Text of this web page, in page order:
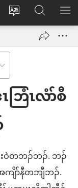
ဆီ
ကျိာ်
လၢ
ဒိး
ကွၢ်
နုာ်
လီၤ
ထီၣ်
လၢ
အ
သီ
တ
ဃု
JW.ORGဖျါ​​
ဘြံၤ​လံာ်စီ
ဖး​ဝဲ​တဘၣ်​ဘၣ်. ဘၣ်​
ျိာ်​နီတဘျီ​ဘၣ်.